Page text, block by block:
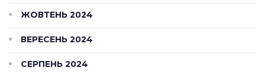
ЖОВТЕНЬ 2024
ВЕРЕСЕНЬ 2024
СЕРПЕНЬ 2024